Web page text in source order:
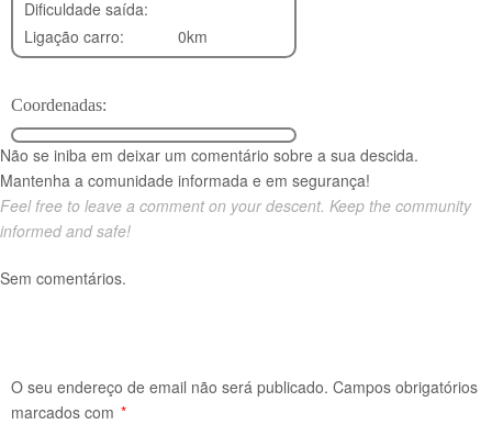
Dificuldade saída:
Ligação carro:
0km
Coordenadas:
Não se iniba em deixar um comentário sobre a sua descida.
Mantenha a comunidade informada e em segurança!
Feel free to leave a comment on your descent. Keep the community
informed and safe!
Sem comentários.
O seu endereço de email não será publicado. Campos obrigatórios
marcados com *